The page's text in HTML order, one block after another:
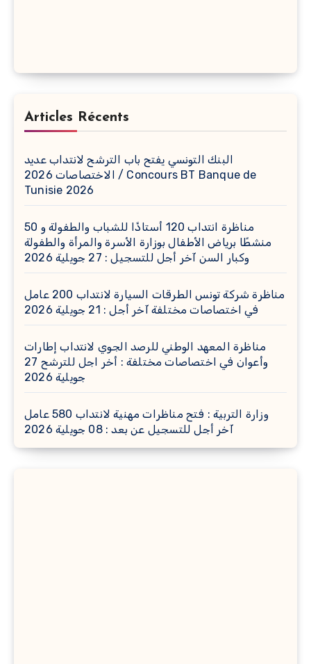
Articles Récents
البنك التونسي يفتح باب الترشح لانتداب عديد
الاختصاصات 2026 / Concours BT Banque de
Tunisie 2026
مناظرة انتداب 120 أستاذًا للشباب والطفولة و 50
منشطًا برياض الأطفال بوزارة الأسرة والمرأة والطفولة
وكبار السن آخر أجل للتسجيل : 27 جويلية 2026
مناظرة شركة تونس الطرقات السيارة لانتداب 200 عامل
في اختصاصات مختلفة آخر أجل : 21 جويلية 2026
مناظرة المعهد الوطني للرصد الجوي لانتداب إطارات
وأعوان في اختصاصات مختلفة : أخر اجل للترشح 27
جويلية 2026
وزارة التربية : فتح مناظرات مهنية لانتداب 580 عامل
آخر أجل للتسجيل عن بعد : 08 جويلية 2026